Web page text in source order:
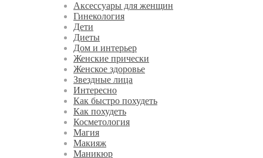
Аксессуары для женщин
Гинекология
Дети
Диеты
Дом и интерьер
Женские прически
Женское здоровье
Звездные лица
Интересно
Как быстро похудеть
Как похудеть
Косметология
Магия
Макияж
Маникюр